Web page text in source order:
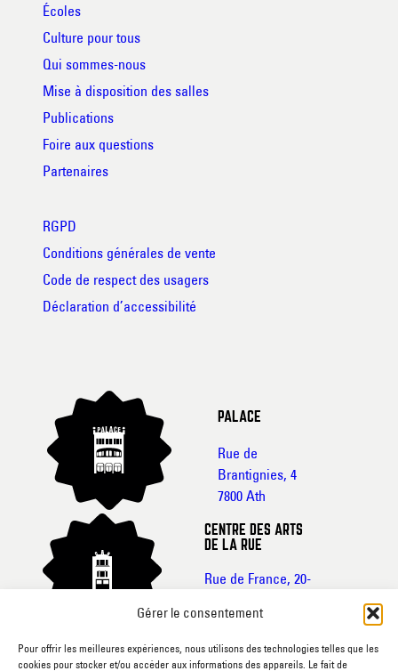
Gérer le consentement
Pour offrir les meilleures expériences, nous utilisons des technologies telles que les
cookies pour stocker et/ou accéder aux informations des appareils. Le fait de
Écoles
Culture pour tous
Qui sommes-nous
Mise à disposition des salles
Publications
Foire aux questions
Partenaires
RGPD
Conditions générales de vente
Code de respect des usagers
Déclaration d’accessibilité
PALACE
Rue de
Brantignies, 4
7800 Ath
CENTRE DES ARTS
DE LA RUE
Rue de France, 20-
7800 Ath
CINEMA L’ECRAN